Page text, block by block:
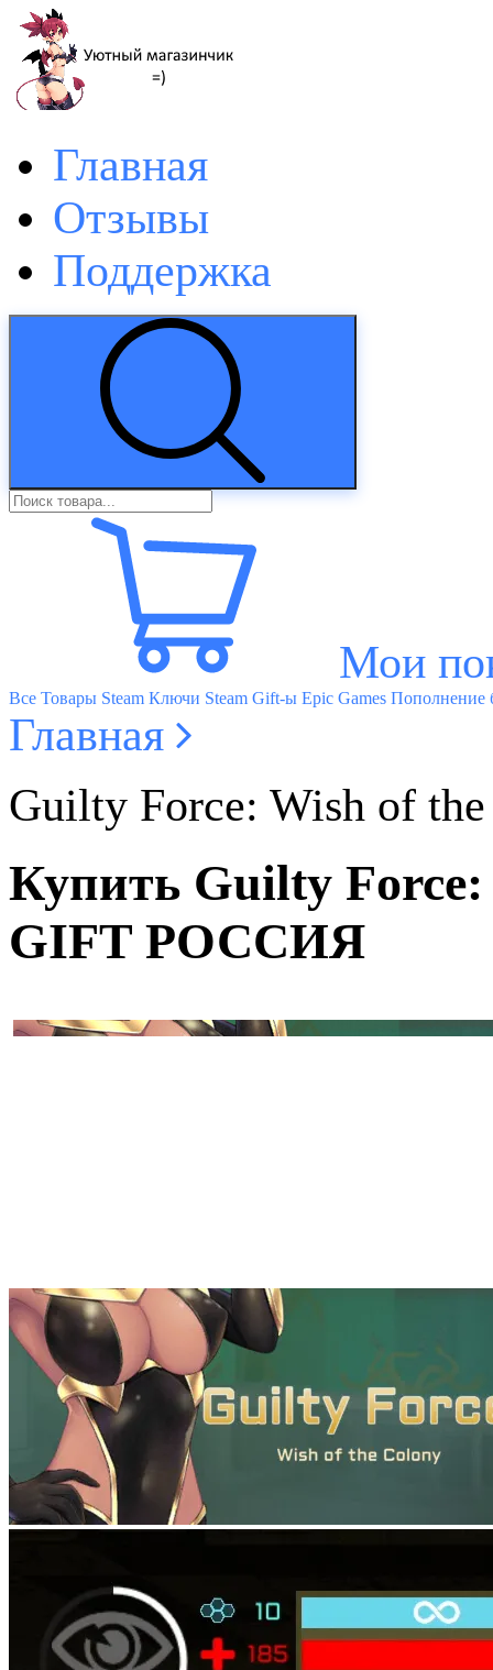
Главная
Отзывы
Поддержка
Мои
Все Товары Steam Ключи Steam Gift-ы Epic Games Пополнение
Главная
Guilty Force: Wish of
Купить Guilty
GIFT РОССИЯ